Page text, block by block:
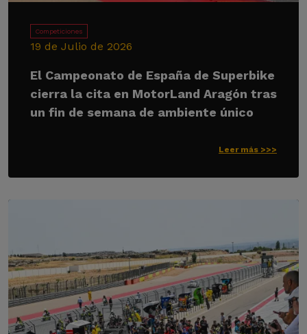
Competiciones
19 de Julio de 2026
El Campeonato de España de Superbike
cierra la cita en MotorLand Aragón tras
un fin de semana de ambiente único
Leer más >>>